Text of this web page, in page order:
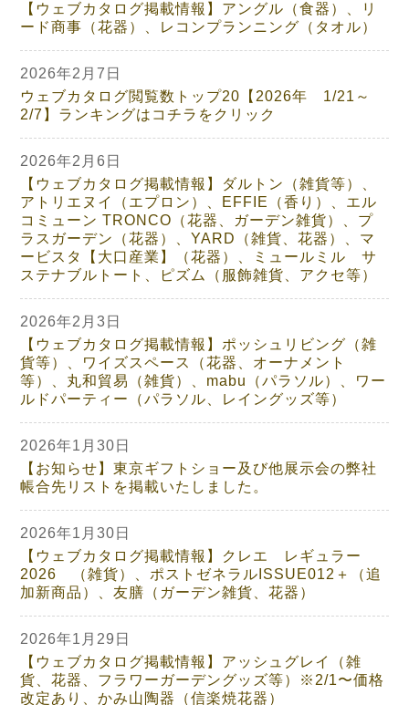
【ウェブカタログ掲載情報】アングル（食器）、リ
ード商事（花器）、レコンプランニング（タオル）
2026年2月7日
ウェブカタログ閲覧数トップ20【2026年 1/21～
2/7】ランキングはコチラをクリック
2026年2月6日
【ウェブカタログ掲載情報】ダルトン（雑貨等）、
アトリエヌイ（エプロン）、EFFIE（香り）、エル
コミューン TRONCO（花器、ガーデン雑貨）、プ
ラスガーデン（花器）、YARD（雑貨、花器）、マ
ービスタ【大口産業】（花器）、ミュールミル サ
ステナブルトート、ピズム（服飾雑貨、アクセ等）
2026年2月3日
【ウェブカタログ掲載情報】ポッシュリビング（雑
貨等）、ワイズスペース（花器、オーナメント
等）、丸和貿易（雑貨）、mabu（パラソル）、ワー
ルドパーティー（パラソル、レイングッズ等）
2026年1月30日
【お知らせ】東京ギフトショー及び他展示会の弊社
帳合先リストを掲載いたしました。
2026年1月30日
【ウェブカタログ掲載情報】クレエ レギュラー
2026 （雑貨）、ポストゼネラルISSUE012＋（追
加新商品）、友膳（ガーデン雑貨、花器）
2026年1月29日
【ウェブカタログ掲載情報】アッシュグレイ（雑
貨、花器、フラワーガーデングッズ等）※2/1〜価格
改定あり、かみ山陶器（信楽焼花器）